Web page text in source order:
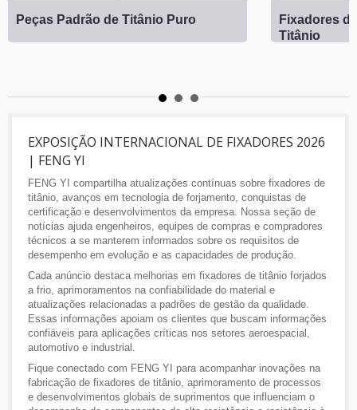
Peças Padrão de Titânio Puro
Fixadores
Titânio
EXPOSIÇÃO INTERNACIONAL DE FIXADORES 2026
| FENG YI
FENG YI compartilha atualizações contínuas sobre fixadores de
titânio, avanços em tecnologia de forjamento, conquistas de
certificação e desenvolvimentos da empresa. Nossa seção de
notícias ajuda engenheiros, equipes de compras e compradores
técnicos a se manterem informados sobre os requisitos de
desempenho em evolução e as capacidades de produção.
Cada anúncio destaca melhorias em fixadores de titânio forjados
a frio, aprimoramentos na confiabilidade do material e
atualizações relacionadas a padrões de gestão da qualidade.
Essas informações apoiam os clientes que buscam informações
confiáveis para aplicações críticas nos setores aeroespacial,
automotivo e industrial.
Fique conectado com FENG YI para acompanhar inovações na
fabricação de fixadores de titânio, aprimoramento de processos
e desenvolvimentos globais de suprimentos que influenciam o